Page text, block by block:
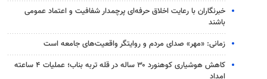
خبرنگاران با رعایت اخلاق حرفه‌ای پرچمدار شفافیت و اعتماد عمومی
باشند
زمانی: «مهر» صدای مردم و روایتگر واقعیت‌های جامعه است
کاهش هوشیاری کوهنورد ۳۰ ساله در قله تربه بناب؛ عملیات ۴ ساعته
امداد